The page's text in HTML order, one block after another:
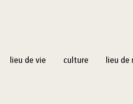
lieu de vie culture lieu de